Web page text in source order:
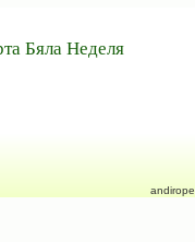
Бяла Неделя
andirope